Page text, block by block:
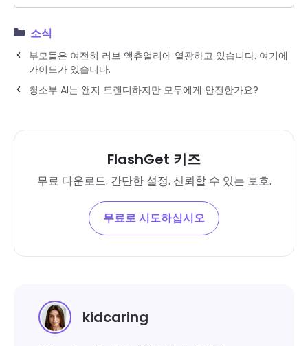
소식
부모들은 여전히 ​​러브 액츄얼리에 열광하고 있습니다. 여기에
가이드가 있습니다.
청소부 AI는 왠지 트렌디하지만 모두에게 안전한가요?
FlashGet 키즈
무료 다운로드. 간단한 설정. 신뢰할 수 있는 보호.
무료로 시도하십시오
kidcaring